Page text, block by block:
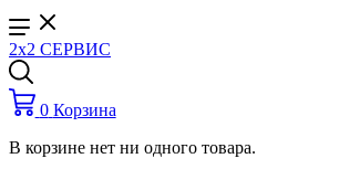
2x2 СЕРВИС
0 Корзина
В корзине нет ни одного товара.